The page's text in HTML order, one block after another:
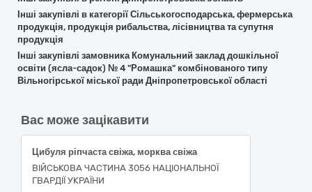
Інші закупівлі в категорії Сільськогосподарська, фермерська
продукція, продукція рибальства, лісівництва та супутня
продукція
Інші закупівлі замовника Комунальний заклад дошкільної
освіти (ясла-садок) № 4 "Ромашка" комбінованого типу
Вільногірської міської ради Дніпропетровської області
Вас може зацікавити
Цибуля ріпчаста свіжа, морква свіжа
ВІЙСЬКОВА ЧАСТИНА 3056 НАЦІОНАЛЬНОЇ
ГВАРДІЇ УКРАЇНИ